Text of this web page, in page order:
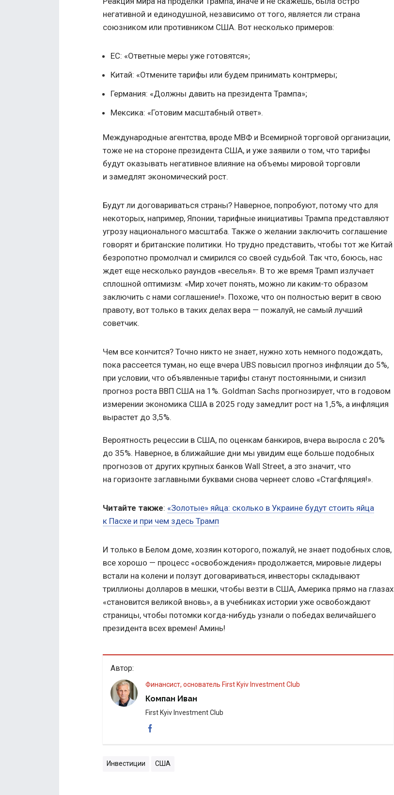
негативной и единодушной, независимо от того, является ли страна
союзником или противником США. Вот несколько примеров:
ЕС: «Ответные меры уже готовятся»;
Китай: «Отмените тарифы или будем принимать контрмеры;
Германия: «Должны давить на президента Трампа»;
Мексика: «Готовим масштабный ответ».
Международные агентства, вроде МВФ и Всемирной торговой организации,
тоже не на стороне президента США, и уже заявили о том, что тарифы
будут оказывать негативное влияние на объемы мировой торговли
и замедлят экономический рост.
Будут ли договариваться страны? Наверное, попробуют, потому что для
некоторых, например, Японии, тарифные инициативы Трампа представляют
угрозу национального масштаба. Также о желании заключить соглашение
говорят и британские политики. Но трудно представить, чтобы тот же Китай
безропотно промолчал и смирился со своей судьбой. Так что, боюсь, нас
ждет еще несколько раундов «веселья». В то же время Трамп излучает
сплошной оптимизм: «Мир хочет понять, можно ли каким-то образом
заключить с нами соглашение!». Похоже, что он полностью верит в свою
правоту, вот только в таких делах вера — пожалуй, не самый лучший
советчик.
Чем все кончится? Точно никто не знает, нужно хоть немного подождать,
пока рассеется туман, но еще вчера UBS повысил прогноз инфляции до 5%,
при условии, что объявленные тарифы станут постоянными, и снизил
прогноз роста ВВП США на 1%. Goldman Sachs прогнозирует, что в годовом
измерении экономика США в 2025 году замедлит рост на 1,5%, а инфляция
вырастет до 3,5%.
Вероятность рецессии в США, по оценкам банкиров, вчера выросла с 20%
до 35%. Наверное, в ближайшие дни мы увидим еще больше подобных
прогнозов от других крупных банков Wall Street, а это значит, что
на горизонте заглавными буквами снова чернеет слово «Стагфляция!».
Читайте также: «Золотые» яйца: сколько в Украине будут стоить яйца
к Пасхе и при чем здесь Трамп
И только в Белом доме, хозяин которого, пожалуй, не знает подобных слов,
все хорошо — процесс «освобождения» продолжается, мировые лидеры
встали на колени и ползут договариваться, инвесторы складывают
триллионы долларов в мешки, чтобы везти в США, Америка прямо на глазах
«становится великой вновь», а в учебниках истории уже освобождают
страницы, чтобы потомки когда-нибудь узнали о победах величайшего
президента всех времен! Аминь!
Автор:
Финансист, основатель First Kyiv Investment Club
Компан Иван
First Kyiv Investment Club
Инвестиции США